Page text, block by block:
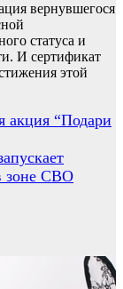
вернувшегося
статуса и
И сертификат
этой
акция “Подари
зоне СВО